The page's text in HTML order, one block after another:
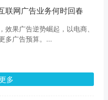
联网广告业务何时回春
效果广告逆势崛起，以电商、
多广告预算。...
多